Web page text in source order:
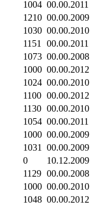
1004 00.00.2011
1210 00.00.2009
1030 00.00.2010
1151
00.00.2011
1073 00.00.2008
1000 00.00.2012
1024 00.00.2010
1100 00.00.2012
1130 00.00.2010
1054 00.00.2011
1000 00.00.2009
1031
00.00.2009
0
10.12.2009
1129 00.00.2008
1000 00.00.2010
1048 00.00.2012